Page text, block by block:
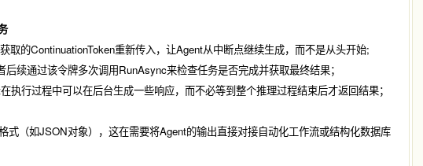
取的ContinuationToken重新传入，让Agent从中断点继续生成，而不是从头开始;
后续通过该令牌多次调用RunAsync来检查任务是否完成并获取最终结果；
行过程中可以在后台生成一些响应，而不必等到整个推理过程结束后才返回结果；
（如JSON对象），这在需要将Agent的输出直接对接自动化工作流或结构化数据库